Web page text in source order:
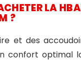
LA
?
et des
confort optimal